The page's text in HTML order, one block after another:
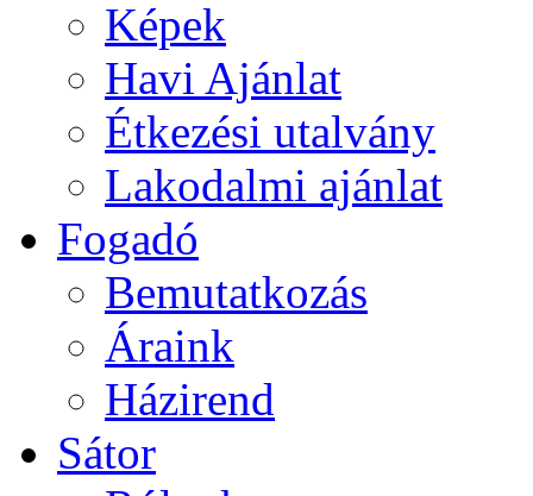
Képek
Havi Ajánlat
Étkezési utalvány
Lakodalmi ajánlat
Fogadó
Bemutatkozás
Áraink
Házirend
Sátor